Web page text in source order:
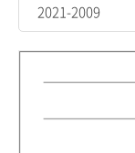
2021-2009